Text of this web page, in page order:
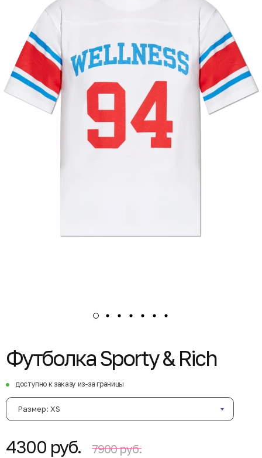
Футболка Sporty & Rich
доступно к заказу из-за границы
Размер: XS
4300 руб. 7900 руб.